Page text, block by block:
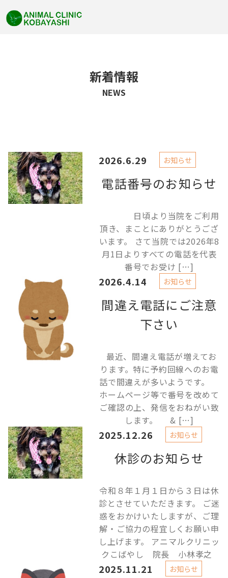
新着情報
NEWS
電話番号のお知らせ
2026.6.29 お知らせ
日頃より当院をご利用
頂き、まことにありがとうござ
います。 さて当院では2026年8
月1日よりすべての電話を代表
番号でお受け […]
間違え電話にご注意
下さい
2026.4.14 お知らせ
最近、間違え電話が増えてお
ります。特に予約回線へのお電
話で間違えが多いようです。
ホームページ等で番号を改めて
ご確認の上、発信をおねがい致
します。 & […]
休診のお知らせ
2025.12.26 お知らせ
令和８年１月１日から３日は休
診とさせていただきます。 ご迷
惑をおかけいたしますが、ご理
解・ご協力の程宜しくお願い申
し上げます。 アニマルクリニッ
クこばやし 院長 小林孝之
2025.11.21 お知らせ